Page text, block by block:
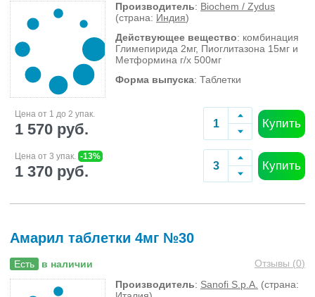
Производитель: Biochem / Zydus
(страна: Индия)
Действующее вещество: комбинация
Глимепирида 2мг, Пиоглитазона 15мг и
Метформина г/х 500мг
Форма выпуска: Таблетки
Цена от 1 до 2 упак.
1 570 руб. Купить
Цена от 3 упак. -13%
1 370 руб. Купить
Амарил таблетки 4мг №30
Есть в наличии Отзывы (0)
Производитель: Sanofi S.p.A. (страна: